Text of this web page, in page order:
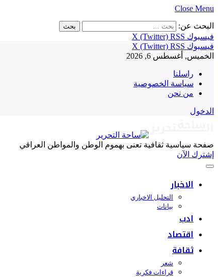
Close Menu
البحث عن:
فيسبوك
X (Twitter) RSS
فيسبوك
X (Twitter) RSS
الخميس, أغسطس 6, 2026
راسلنا
سياسة الخصوصية
من نحن
الدخول
صفحة سياسية ثقافية تعنى بهموم الوطن والمواطن العراقي
إشترك الآن
الاخبار
التحليل الاخباري
بيانات
ادب
اقتصاد
ثقافة
شعر
قراءات فكرية